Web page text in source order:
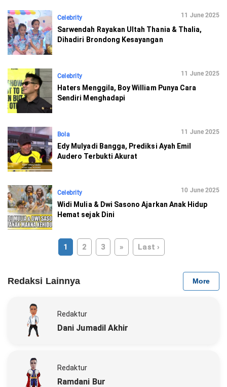
Celebrity 11 June 2025
Sarwendah Rayakan Ultah Thania & Thalia,
Dihadiri Brondong Kesayangan
Celebrity 11 June 2025
Haters Menggila, Boy William Punya Cara
Sendiri Menghadapi
Bola 11 June 2025
Edy Mulyadi Bangga, Prediksi Ayah Emil
Audero Terbukti Akurat
Celebrity 10 June 2025
Widi Mulia & Dwi Sasono Ajarkan Anak Hidup
Hemat sejak Dini
1 2 3 » Last ›
Redaksi Lainnya More
Redaktur
Dani Jumadil Akhir
Redaktur
Ramdani Bur